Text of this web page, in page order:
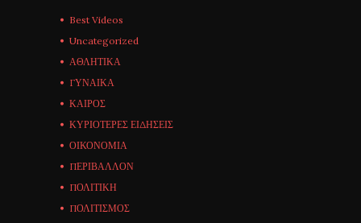
Best Videos
Uncategorized
ΑΘΛΗΤΙΚΑ
ΓΥΝΑΙΚΑ
ΚΑΙΡΟΣ
ΚΥΡΙΟΤΕΡΕΣ ΕΙΔΗΣΕΙΣ
ΟΙΚΟΝΟΜΙΑ
ΠΕΡΙΒΑΛΛΟΝ
ΠΟΛΙΤΙΚΗ
ΠΟΛΙΤΙΣΜΟΣ